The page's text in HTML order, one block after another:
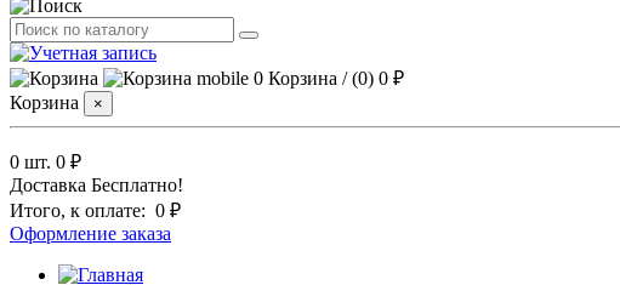
0 Корзина /(0) 0 ₽
Корзина
×
0 шт. 0 ₽
Доставка Бесплатно!
Итого, к оплате: 0 ₽
Оформление заказа